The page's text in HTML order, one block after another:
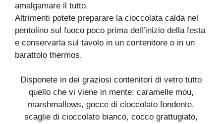
amalgamare il tutto.
Altrimenti potete preparare la cioccolata calda nel
pentolino sul fuoco poco prima dell’inizio della festa
e conservarla sul tavolo in un contenitore o in un
barattolo thermos.
Disponete in dei graziosi contenitori di vetro tutto
quello che vi viene in mente: caramelle mou,
marshmallows, gocce di cioccolato fondente,
scaglie di cioccolato bianco, cocco grattugiato,